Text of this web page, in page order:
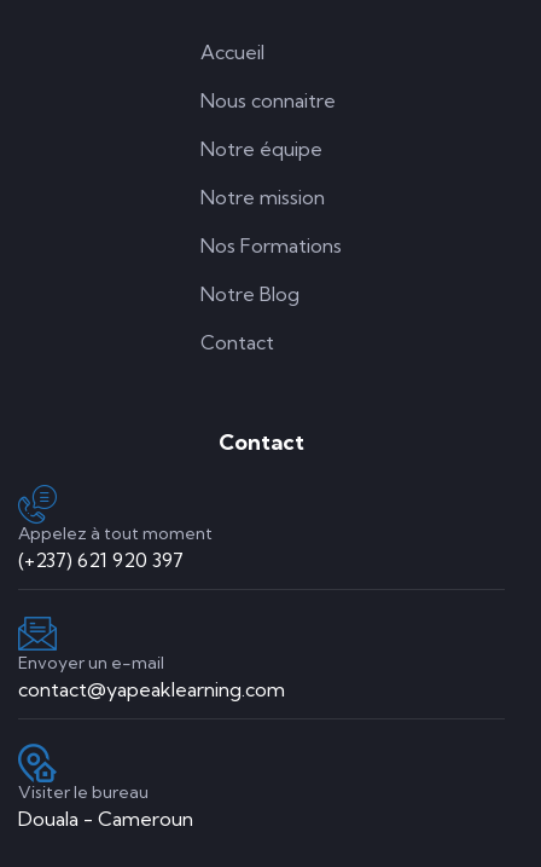
Accueil
Nous connaitre
Notre équipe
Notre mission
Nos Formations
Notre Blog
Contact
Contact
Appelez à tout moment
(+237) 621 920 397
Envoyer un e-mail
contact@yapeaklearning.com
Visiter le bureau
Douala - Cameroun